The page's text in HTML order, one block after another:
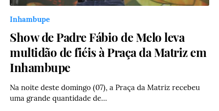
Inhambupe
Show de Padre Fábio de Melo leva
multidão de fiéis à Praça da Matriz em
Inhambupe
Na noite deste domingo (07), a Praça da Matriz recebeu
uma grande quantidade de…